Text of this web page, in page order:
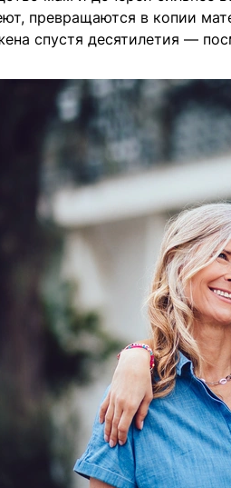
превращаются в копии
спустя десятилетия —